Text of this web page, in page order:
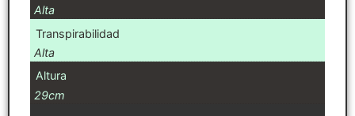
Alta
Transpirabilidad
Alta
Altura
29cm